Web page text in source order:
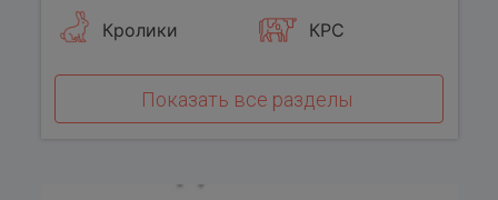
Кролики КРС
Показать все разделы